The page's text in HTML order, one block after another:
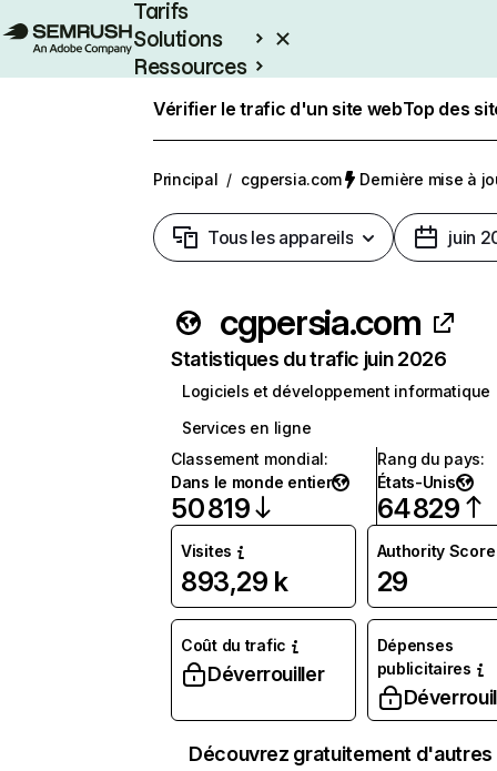
Tarifs
Solutions
Ressources
Vérifier le trafic d'un site webTop des
Principal / cgpersia.com Dernière mise à
Tous les appareils juin
cgpersia.com
Statistiques du trafic juin 2026
Logiciels et développement informatique
Services en ligne
Classement mondial:
Dans le monde entier
50 819
Rang du pays:
États-Unis
64 829
Visites
893,29 k
Authority Score
29
Coût du trafic
Déverrouiller
Dépenses
publicitaires
Découvrez gratuitement d'autres